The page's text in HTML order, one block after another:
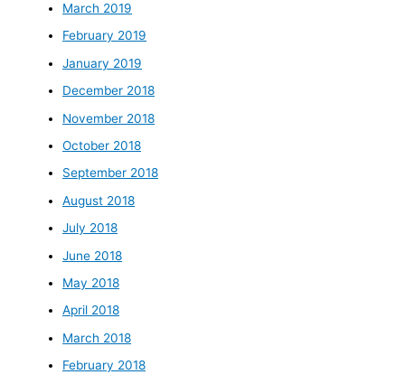
March 2019
February 2019
January 2019
December 2018
November 2018
October 2018
September 2018
August 2018
July 2018
June 2018
May 2018
April 2018
March 2018
February 2018